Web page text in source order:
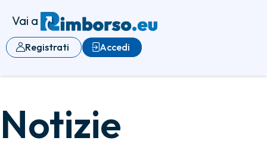
Vai a
Accedi
Registrati
Notizie